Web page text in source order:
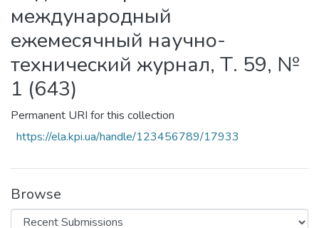
международный
ежемесячный научно-
технический журнал, Т. 59, №
1 (643)
Permanent URI for this collection
https://ela.kpi.ua/handle/123456789/17933
Browse